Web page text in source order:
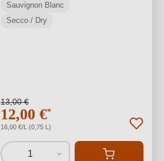
Sauvignon Blanc
Secco / Dry
13,00 €
12,00 €*
16,00 €/L (0,75 L)
1